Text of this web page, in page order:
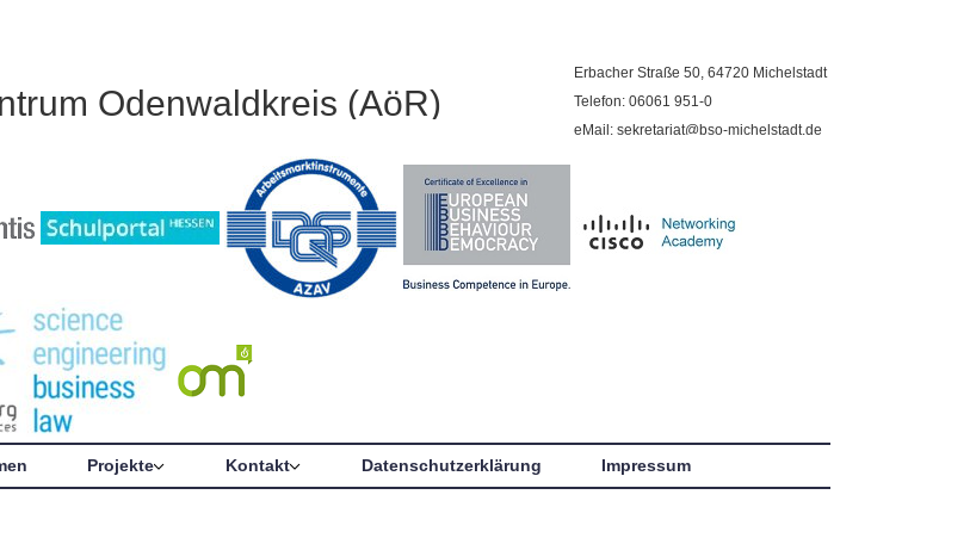
Odenwaldkreis (AöR)
Erbacher Straße 50, 64720 Michelstadt
Telefon: 06061 951-0
eMail: sekretariat@bso-michelstadt.de
Projekte Kontakt Datenschutzerklärung Impressum